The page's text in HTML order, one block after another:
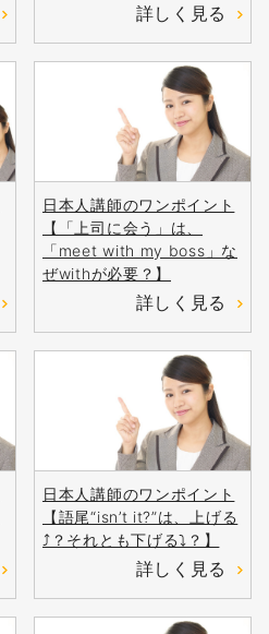
詳しく見る
日本人講師のワンポイント
【「上司に会う」は、
「meet with my boss」な
ぜwithが必要？】
詳しく見る
日本人講師のワンポイント
【語尾“isn’t it?”は、上げる
⤴？それとも下げる⤵？】
詳しく見る